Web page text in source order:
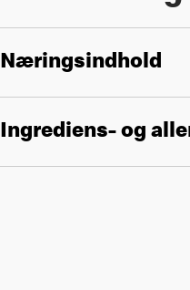
Næringsindhold
Ingrediens- og